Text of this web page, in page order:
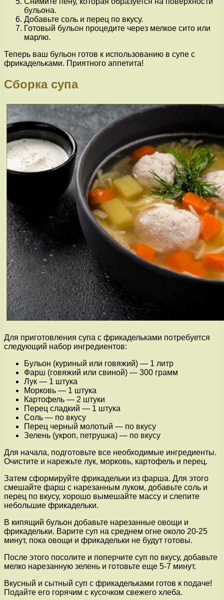
бульона.
Добавьте соль и перец по вкусу.
Готовый бульон процедите через мелкое сито или
марлю.
Теперь ваш бульон готов к использованию в супе с
фрикадельками. Приятного аппетита!
Сборка супа
Для приготовления супа с фрикадельками потребуется
следующий набор ингредиентов:
Бульон (куриный или говяжий) — 1 литр
Фарш (говяжий или свиной) — 300 грамм
Лук — 1 штука
Морковь — 1 штука
Картофель — 2 штуки
Перец сладкий — 1 штука
Соль — по вкусу
Перец черный молотый — по вкусу
Зелень (укроп, петрушка) — по вкусу
Для начала, подготовьте все необходимые ингредиенты.
Очистите и нарежьте лук, морковь, картофель и перец.
Затем сформируйте фрикадельки из фарша. Для этого
смешайте фарш с нарезанным луком, добавьте соль и
перец по вкусу, хорошо вымешайте массу и слепите
небольшие фрикадельки.
В кипящий бульон добавьте нарезанные овощи и
фрикадельки. Варите суп на среднем огне около 20-25
минут, пока овощи и фрикадельки не будут готовы.
После этого посолите и поперчите суп по вкусу, добавьте
мелко нарезанную зелень и готовьте еще 5-7 минут.
Вкусный и сытный суп с фрикадельками готов к подаче!
Подайте его горячим с кусочком свежего хлеба.